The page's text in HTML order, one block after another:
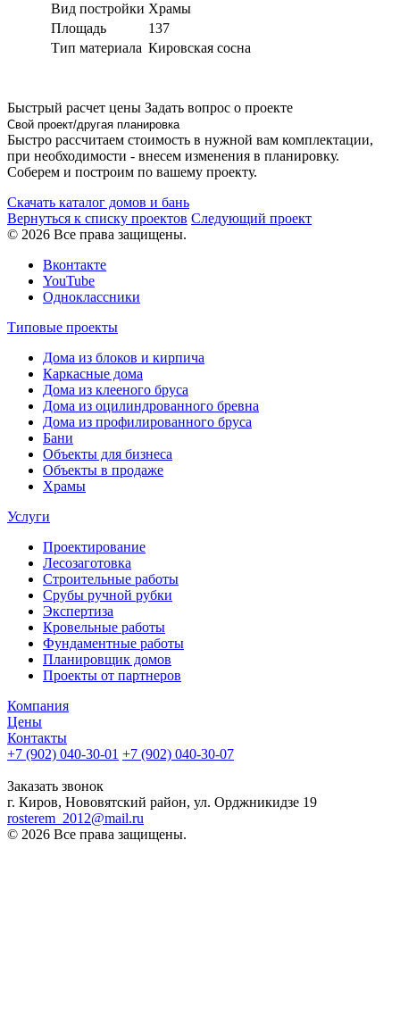
Вид постройки Храмы
Площадь
137
Тип материала Кировская сосна
Быстрый расчет цены Задать вопрос о проекте
Свой проект/другая планировка
Быстро рассчитаем стоимость в нужной вам комплектации,
при необходимости - внесем изменения в планировку.
Соберем и построим по вашему проекту.
Скачать каталог домов и бань
Вернуться к списку проектов Следующий проект
© 2026 Все права защищены.
Вконтакте
YouTube
Одноклассники
Типовые проекты
Дома из блоков и кирпича
Каркасные дома
Дома из клееного бруса
Дома из оцилиндрованного бревна
Дома из профилированного бруса
Бани
Объекты для бизнеса
Объекты в продаже
Храмы
Услуги
Проектирование
Лесозаготовка
Строительные работы
Срубы ручной рубки
Экспертиза
Кровельные работы
Фундаментные работы
Планировщик домов
Проекты от партнеров
Компания
Цены
Контакты
+7 (902) 040-30-01 +7 (902) 040-30-07
Заказать звонок
г. Киров, Нововятский район, ул. Орджникидзе 19
rosterem_2012@mail.ru
© 2026 Все права защищены.